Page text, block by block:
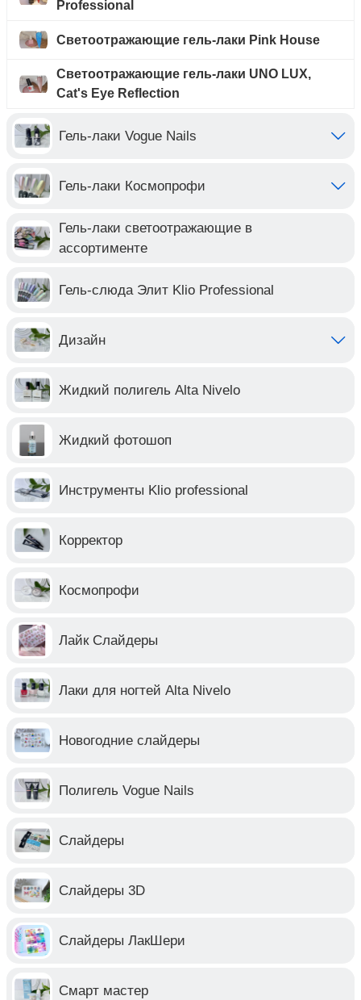
Professional
Светоотражающие гель-лаки Pink House
Светоотражающие гель-лаки UNO LUX,
Cat's Eye Reflection
Гель-лаки Vogue Nails
Гель-лаки Космопрофи
Гель-лаки светоотражающие в
ассортименте
Гель-слюда Элит Klio Professional
Дизайн
Жидкий полигель Alta Nivelo
Жидкий фотошоп
Инструменты Klio professional
Корректор
Космопрофи
Лайк Слайдеры
Лаки для ногтей Alta Nivelo
Новогодние слайдеры
Полигель Vogue Nails
Слайдеры
Слайдеры 3D
Слайдеры ЛакШери
Смарт мастер